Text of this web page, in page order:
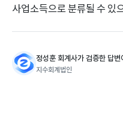
사업소득으로 분류될 수 있
정성훈 회계사가 검증한 답변
지수회계법인